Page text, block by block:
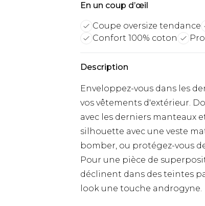
En un coup d’œil
Coupe oversize tendance
Confort 100% coton
Description
Enveloppez-vous dans les
vos vêtements d'extérieur.
avec les derniers manteaux
silhouette avec une veste
bomber, ou protégez-vous
Pour une pièce de
déclinent dans des teintes
look une touche androgyne.